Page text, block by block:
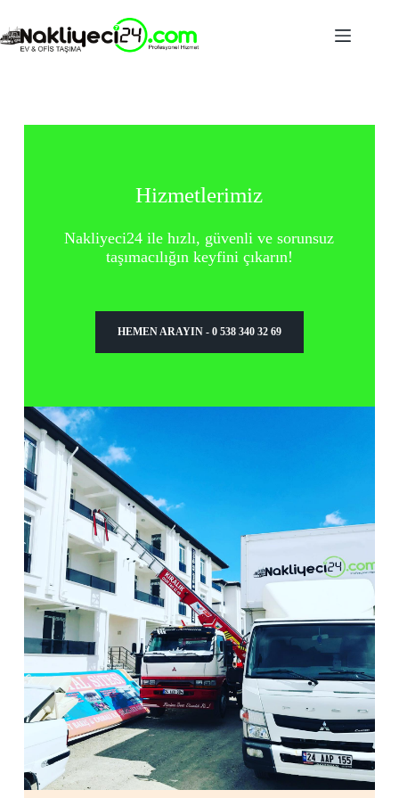
Hizmetlerimiz
Nakliyeci24 ile hızlı, güvenli ve sorunsuz
taşımacılığın keyfini çıkarın!
HEMEN ARAYIN - 0 538 340 32 69